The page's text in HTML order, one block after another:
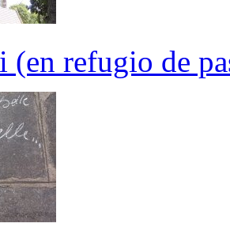
(en refugio de